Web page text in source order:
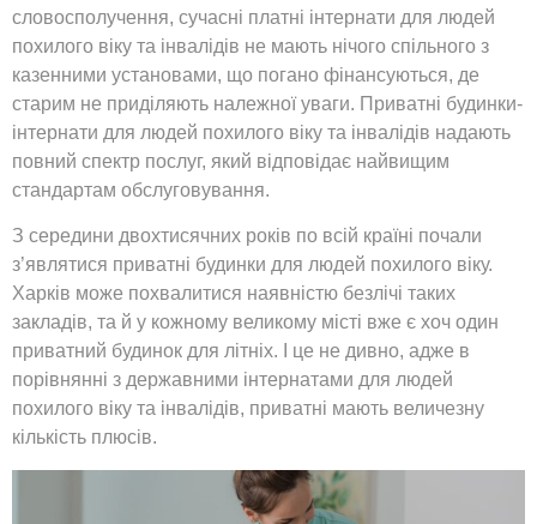
словосполучення, сучасні платні інтернати для людей
похилого віку та інвалідів не мають нічого спільного з
казенними установами, що погано фінансуються, де
старим не приділяють належної уваги. Приватні будинки-
інтернати для людей похилого віку та інвалідів надають
повний спектр послуг, який відповідає найвищим
стандартам обслуговування.
З середини двохтисячних років по всій країні почали
з’являтися приватні будинки для людей похилого віку.
Харків може похвалитися наявністю безлічі таких
закладів, та й у кожному великому місті вже є хоч один
приватний будинок для літніх. І це не дивно, адже в
порівнянні з державними інтернатами для людей
похилого віку та інвалідів, приватні мають величезну
кількість плюсів.